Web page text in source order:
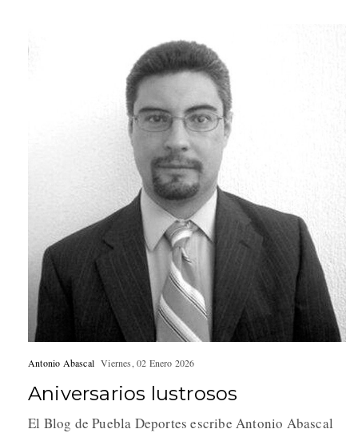
Antonio Abascal Viernes, 02 Enero 2026
Aniversarios lustrosos
El Blog de Puebla Deportes escribe Antonio Abascal